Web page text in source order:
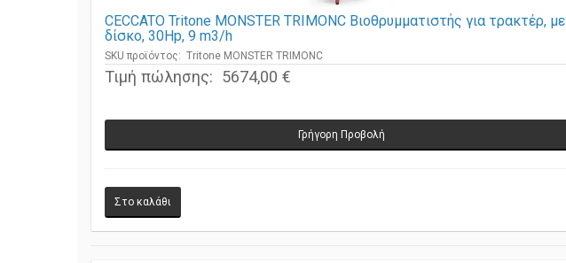
CECCATO Tritone MONSTER TRIMONC Βιοθρυμματιστής για τρακτέρ, με
δίσκο, 30Hp, 9 m3/h
SKU προϊόντος: Tritone MONSTER TRIMONC
Τιμή πώλησης: 5674,00 €
Γρήγορη Προβολή